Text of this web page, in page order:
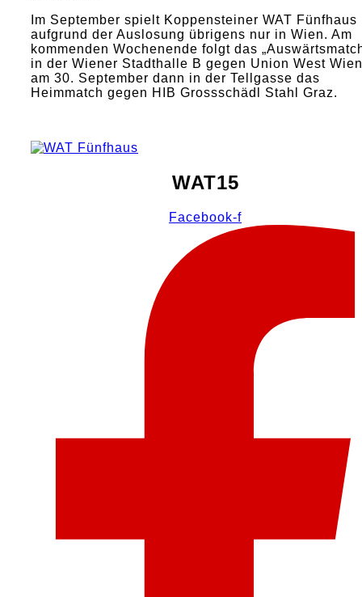
Im September spielt Koppensteiner WAT Fünfhaus
aufgrund der Auslosung übrigens nur in Wien. Am
kommenden Wochenende folgt das
in der Wiener Stadthalle B gegen Union West
am 30. September dann in der Tellgasse das
Heimmatch gegen HIB Grossschädl Stahl Graz.
WAT15
Facebook-f